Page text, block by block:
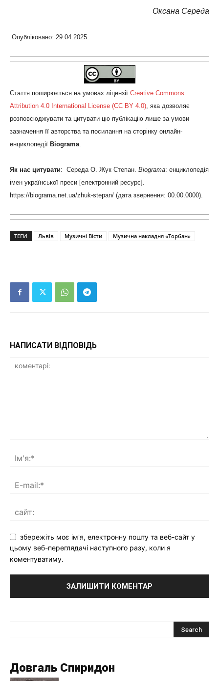
Оксана Середа
Опубліковано: 29.04.2025.
Стаття поширюється на умовах ліцензії Creative Commons
Attribution 4.0 International License (CC BY 4.0), яка дозволяє
розповсюджувати та цитувати цю публікацію лише за умови
зазначення її авторства та посилання на сторінку онлайн-
енциклопедії Biograma.
Як нас цитувати: Середа О. Жук Степан. Biograma: енциклопедія
імен української преси [електронний ресурс].
https://biograma.net.ua/zhuk-stepan/ (дата звернення: 00.00.0000).
ТЕГИ Львів Музичні Вісти Музична накладня «Торбан»
НАПИСАТИ ВІДПОВІДЬ
збережіть моє ім'я, електронну пошту та веб-сайт у
цьому веб-переглядачі наступного разу, коли я
коментуватиму.
Довгаль Спиридон